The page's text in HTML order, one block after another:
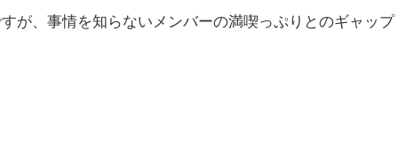
が、事情を知らないメンバーの満喫っぷりとのギャップ